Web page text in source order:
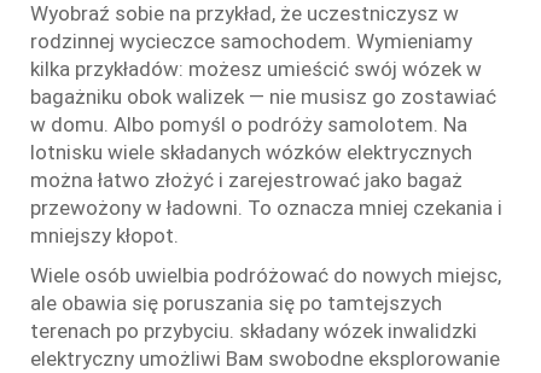
Wyobraź sobie na przykład, że uczestniczysz w
rodzinnej wycieczce samochodem. Wymieniamy
kilka przykładów: możesz umieścić swój wózek w
bagażniku obok walizek — nie musisz go zostawiać
w domu. Albo pomyśl o podróży samolotem. Na
lotnisku wiele składanych wózków elektrycznych
można łatwo złożyć i zarejestrować jako bagaż
przewożony w ładowni. To oznacza mniej czekania i
mniejszy kłopot.
Wiele osób uwielbia podróżować do nowych miejsc,
ale obawia się poruszania się po tamtejszych
terenach po przybyciu. składany wózek inwalidzki
elektryczny umożliwi Вам swobodne eksplorowanie